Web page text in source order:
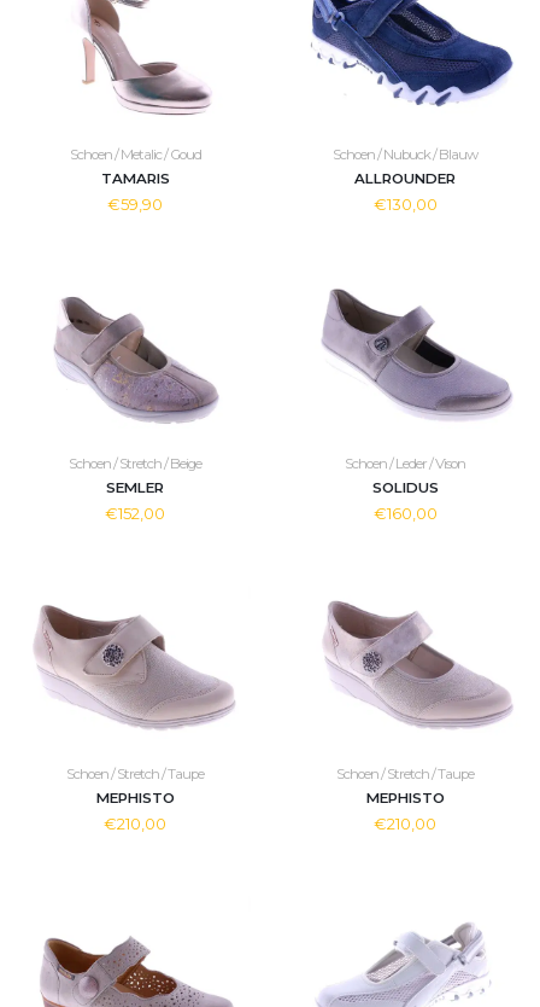
Schoen / Metalic / Goud
TAMARIS
€59,90
Schoen / Nubuck / Blauw
ALLROUNDER
€130,00
Schoen / Stretch / Beige
SEMLER
€152,00
Schoen / Leder / Vison
SOLIDUS
€160,00
Schoen / Stretch / Taupe
MEPHISTO
€210,00
Schoen / Stretch / Taupe
MEPHISTO
€210,00